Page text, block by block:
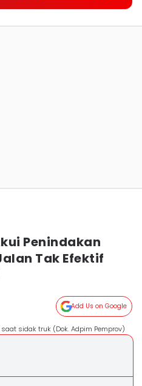
Penindakan
Tak Efektif
Add Us on Google
sidak truk (Dok. Adpim Pemprov)